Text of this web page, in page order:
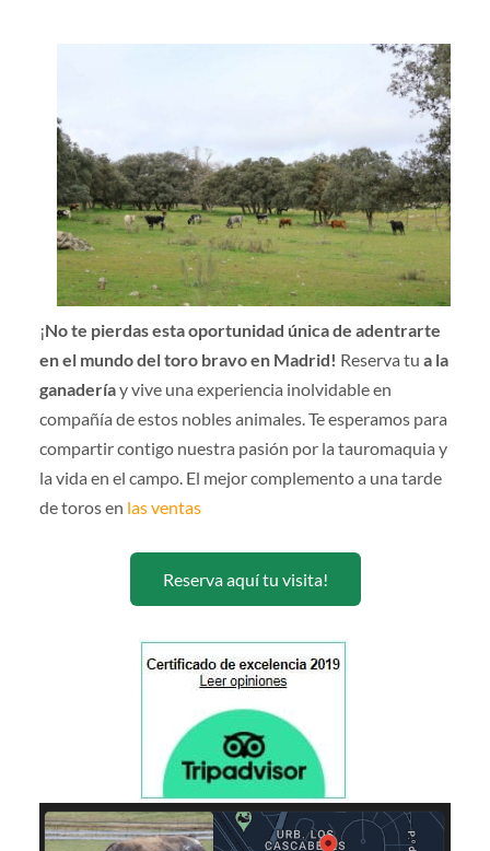
¡No te pierdas esta oportunidad única de adentrarte
en el mundo del toro bravo en Madrid! Reserva tu a la
ganaderíay vive una experiencia inolvidable en
compañía de estos nobles animales. Te esperamos para
compartir contigo nuestra pasión por la tauromaquia y
la vida en el campo. El mejor complemento a una tarde
de toros en las ventas
Reserva aquí tu visita!